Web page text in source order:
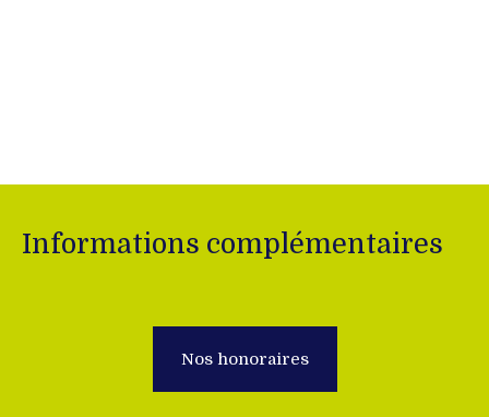
Informations complémentaires
Nos honoraires